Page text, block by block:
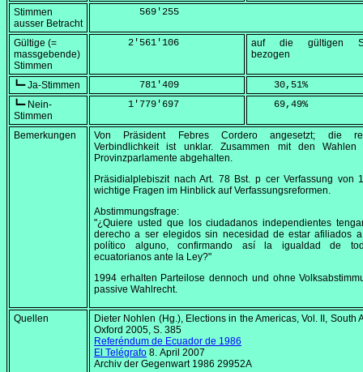
Stimmen
ausser Betracht
        569'255
Gültige (=
massgebende)
Stimmen
      2'561'106
auf die gültigen
bezogen
┗━ Ja-Stimmen
        781'409
    30,51
%
┗━ Nein-
Stimmen
      1'779'697
    69,49
%
Bemerkungen
Von Präsident Febres Cordero angesetzt; die
Verbindlichkeit ist unklar. Zusammen mit den
Provinzparlamente abgehalten.
Präsidialplebiszit nach Art. 78 Bst. p cer Verfassung von
wichtige Fragen im Hinblick auf Verfassungsreformen.
Abstimmungsfrage:
"¿Quiere usted que los ciudadanos independientes
derecho a ser elegidos sin necesidad de estar afiliados
político alguno, confirmando así la igualdad de
ecuatorianos ante la Ley?"
1994 erhalten Parteilose dennoch und ohne
passive Wahlrecht.
Quellen Dieter Nohlen (Hg.), Elections in the Americas, Vol. II, South
Oxford 2005, S. 385
Referéndum de Ecuador de 1986
El Telégrafo 8. April 2007
Archiv der Gegenwart 1986 29952A